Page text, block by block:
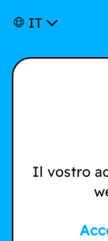
IT
Il vostro